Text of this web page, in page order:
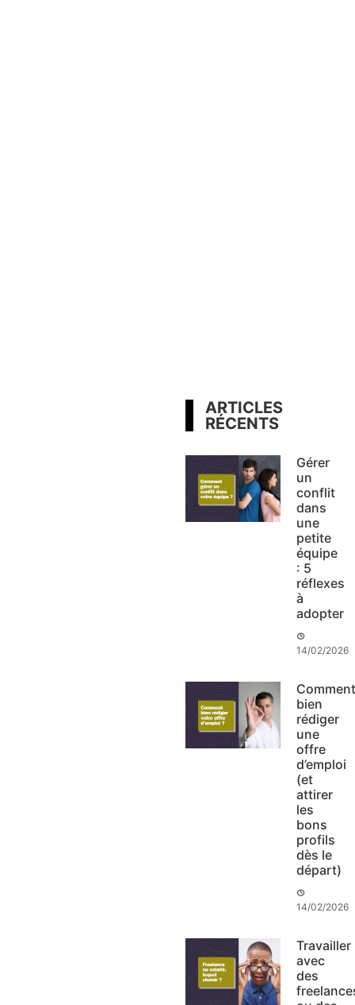
ARTICLES
RÉCENTS
Gérer
un
conflit
dans
une
petite
équipe
: 5
réflexes
à
adopter
14/02/2026
Comment
bien
rédiger
une
offre
d’emploi
(et
attirer
les
bons
profils
dès le
départ)
14/02/2026
Travailler
avec
des